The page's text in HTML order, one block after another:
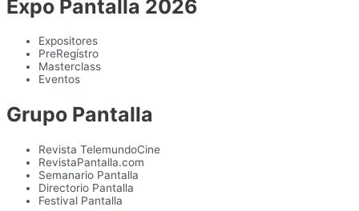
Expo Pantalla 2026
Expositores
PreRegístro
Masterclass
Eventos
Grupo Pantalla
Revista TelemundoCine
RevistaPantalla.com
Semanario Pantalla
Directorio Pantalla
Festival Pantalla